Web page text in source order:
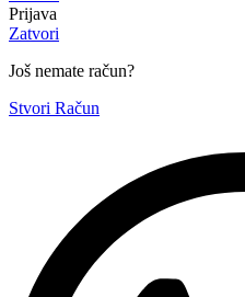
Prijava
Zatvori
Još nemate račun?
Stvori Račun